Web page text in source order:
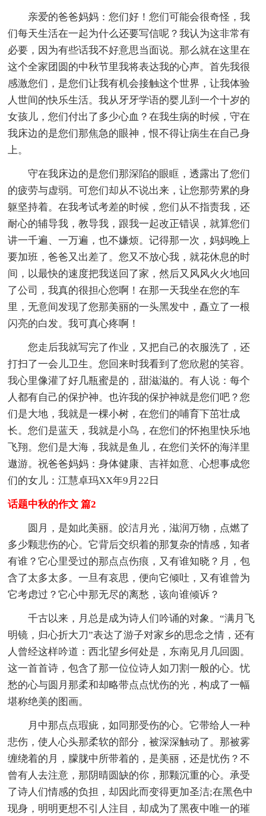
亲爱的爸爸妈妈：您们好！您们可能会很奇怪，我
们每天生活在一起为什么还要写信呢？我认为这非常有
必要，因为有些话我不好意思当面说。那么就在这里在
这个全家团圆的中秋节里我将表达我的心声。首先我很
感激您们，是您们让我有机会接触这个世界，让我体验
人世间的快乐生活。我从牙牙学语的婴儿到一个十岁的
女孩儿，您们付出了多少心血？在我生病的时候，守在
我床边的是您们那焦急的眼神，恨不得让病生在自己身
上。
守在我床边的是您们那深陷的眼眶，透露出了您们
的疲劳与虚弱。可您们却从不说出来，让您那劳累的身
躯坚持着。在我考试考差的时候，您们从不指责我，还
耐心的辅导我，教导我，跟我一起改正错误，就算您们
讲一千遍、一万遍，也不嫌烦。记得那一次，妈妈晚上
要加班，爸爸又出差了。您又不放心我，就花休息的时
间，以最快的速度把我送回了家，然后又风风火火地回
了公司，我真的很担心您啊！在那一天我坐在您的车
里，无意间发现了您那美丽的一头黑发中，矗立了一根
闪亮的白发。我可真心疼啊！
您走后我就写完了作业，又把自己的衣服洗了，还
打扫了一会儿卫生。您回来时我看到了您欣慰的笑容。
我心里像灌了好几瓶蜜是的，甜滋滋的。有人说：每个
人都有自己的保护神。也许我的保护神就是您们吧？您
们是大地，我就是一棵小树，在您们的哺育下茁壮成
长。您们是蓝天，我就是小鸟，在您们的怀抱里快乐地
飞翔。您们是大海，我就是鱼儿，在您们关怀的海洋里
遨游。祝爸爸妈妈：身体健康、吉祥如意、心想事成您
们的女儿：江慧卓玛XX年9月22日
话题中秋的作文 篇2
圆月，是如此美丽。皎洁月光，滋润万物，点燃了
多少颗悲伤的心。它背后交织着的那复杂的情感，知者
有谁？它心里受过的那点点伤痕，又有谁知晓？月，包
含了太多太多。一旦有哀思，便向它倾吐，又有谁曾为
它考虑过？它心中那无尽的离愁，该向谁倾诉？
千古以来，月总是成为诗人们吟诵的对象。“满月飞
明镜，归心折大刀”表达了游子对家乡的思念之情，还有
人曾经这样吟道：西北望乡何处是，东南见月几回圆。
这一首首诗，包含了那一位位诗人如刀割一般的心。忧
愁的心与圆月那柔和却略带点点忧伤的光，构成了一幅
堪称绝美的图画。
月中那点点瑕疵，如同那受伤的心。它带给人一种
悲伤，使人心头那柔软的部分，被深深触动了。那被雾
缠绕着的月，朦胧中所带着的，是美丽，还是忧伤？不
曾有人去注意，那阴晴圆缺的你，那颗沉重的心。承受
了诗人们情感的负担，却因此而变得更加圣洁;在黑色中
现身，明明更想不引人注目，却成为了黑夜中唯一的璀